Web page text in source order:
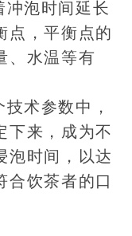
冲泡时间延长
点，平衡点的
、水温等有
术参数中，
下来，成为不
泡时间，以达
合饮茶者的口